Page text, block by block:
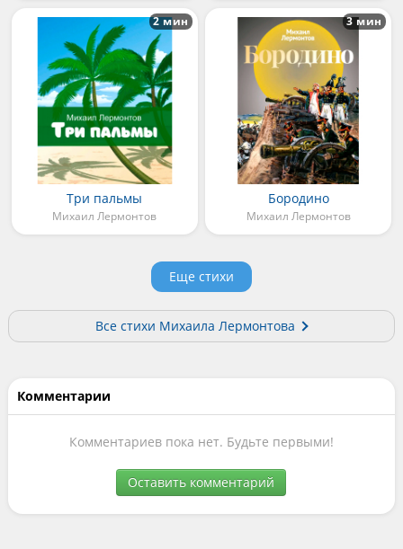
Три пальмы
Михаил Лермонтов
2 мин
Бородино
Михаил Лермонтов
3 мин
Еще стихи
Все стихи Михаила Лермонтова
Комментарии
Комментариев пока нет. Будьте первыми!
Оставить комментарий